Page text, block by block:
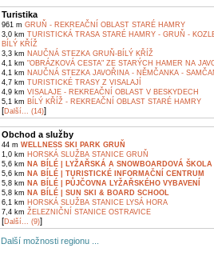
Turistika
961 m GRUŇ - REKREAČNÍ OBLAST STARÉ HAMRY
3,0 km TURISTICKÁ TRASA STARÉ HAMRY - GRUŇ -
BÍLÝ KŘÍŽ
3,3 km NAUČNÁ STEZKA GRUŇ-BÍLÝ KŘÍŽ
4,1 km "OBRÁZKOVÁ CESTA" ZE STARÝCH HAMER NA
4,1 km NAUČNÁ STEZKA JAVOŘINA - NĚMČANKA -
4,7 km TURISTICKÉ TRASY Z VISALAJÍ
4,9 km VISALAJE - REKREAČNÍ OBLAST V BESKYDECH
5,1 km BÍLÝ KŘÍŽ - REKREAČNÍ OBLAST STARÉ HAMRY
[Další... (14)]
Obchod a služby
44 m WELLNESS SKI PARK GRUŇ
1,0 km HORSKÁ SLUŽBA STANICE GRUŇ
5,6 km NA BÍLÉ | LYŽAŘSKÁ A SNOWBOARDOVÁ ŠKOLA
5,6 km NA BÍLÉ | TURISTICKÉ INFORMAČNÍ CENTRUM
5,8 km NA BÍLÉ | PŮJČOVNA LYŽAŘSKÉHO VYBAVENÍ
5,8 km NA BÍLÉ | SUN SKI & BOARD SCHOOL
6,1 km HORSKÁ SLUŽBA STANICE LYSÁ HORA
7,4 km ŽELEZNIČNÍ STANICE OSTRAVICE
[Další... (9)]
Další možnosti regionu ...